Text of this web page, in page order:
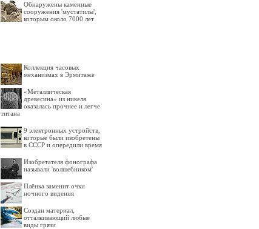
Обнаружены каменные
сооружения 'мустатилы',
которым около 7000 лет
Коллекция часовых
механизмах в Эрмитаже
«Металлическая
древесина» из никеля
оказалась прочнее и легче
титана
9 электронных устройств,
которые были изобретены
в СССР и опередили время
Изобретателя фонографа
называли 'волшебником'
Плёнка заменит очки
ночного видения
Создан материал,
отталкивающий любые
виды грязи